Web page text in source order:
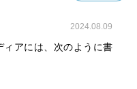
2024.08.09
アには、次のように書